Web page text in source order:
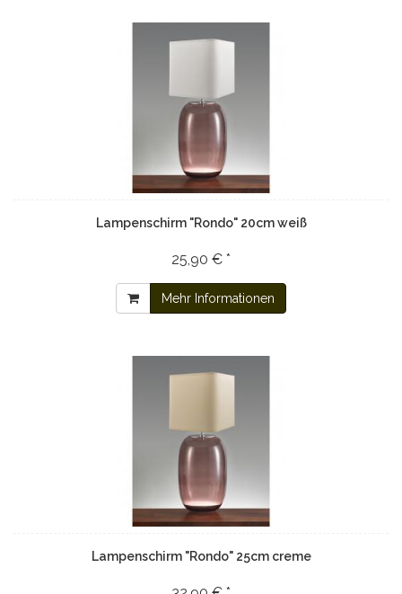
Lampenschirm "Rondo" 20cm weiß
25,90 € *
Mehr Informationen
Lampenschirm "Rondo" 25cm creme